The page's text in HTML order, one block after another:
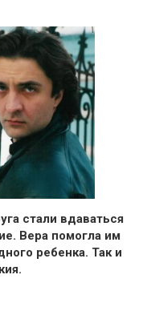
стали вдаваться
Вера помогла им
ребенка. Так и